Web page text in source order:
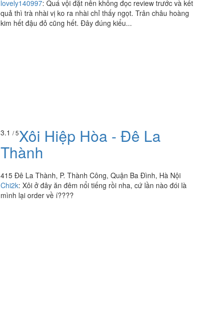
lovely140997: Quá vội đặt nên không đọc review trước và kết
quả thì trà nhài vị ko ra nhài chỉ thấy ngọt. Trân châu hoàng
kim hết đậu đỏ cũng hết. Đây đúng kiểu...
3.1 / 5Xôi Hiệp Hòa - Đê La
Thành
415 Đê La Thành, P. Thành Công, Quận Ba Đình, Hà Nội
Chi2k: Xôi ở đây ăn đêm nổi tiếng rồi nha, cứ lần nào đói là
mình lại order về í????